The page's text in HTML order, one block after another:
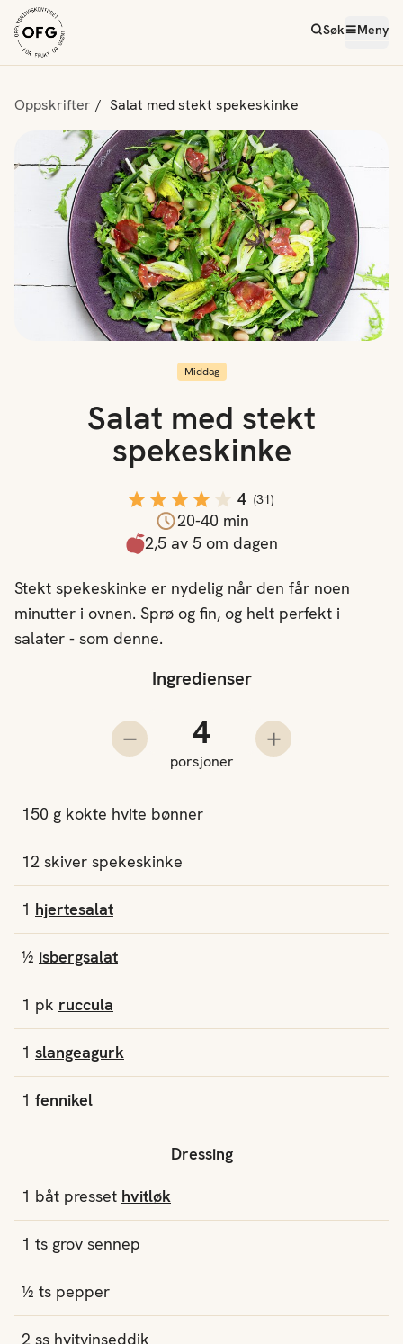
Søk Meny
Oppskrifter Salat med stekt spekeskinke
Ingredienser
Trekk fra en porsjon
Antall porsjoner
porsjoner
Legg til en
150 g kokte hvite bønner
12 skiver spekeskinke
1 hjertesalat
½ isbergsalat
1 pk ruccula
1 slangeagurk
1 fennikel
Dressing
1 båt presset hvitløk
1 ts grov sennep
½ ts pepper
2 ss hvitvinseddik
Middag
Salat med stekt
spekeskinke
4 (31)
20-40 min
2,5 av 5 om dagen
Stekt spekeskinke er nydelig når den får noen
minutter i ovnen. Sprø og fin, og helt perfekt i
salater - som denne.